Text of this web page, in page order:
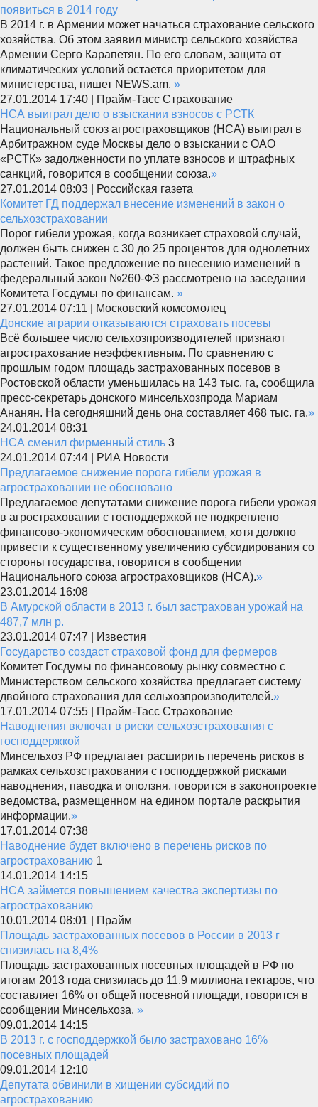
появиться в 2014 году
В 2014 г. в Армении может начаться страхование сельского
хозяйства. Об этом заявил министр сельского хозяйства
Армении Серго Карапетян. По его словам, защита от
климатических условий остается приоритетом для
министерства, пишет NEWS.am. »
27.01.2014 17:40 | Прайм-Тасс Страхование
НСА выиграл дело о взыскании взносов с РСТК
Национальный союз агростраховщиков (НСА) выиграл в
Арбитражном суде Москвы дело о взыскании с ОАО
«РСТК» задолженности по уплате взносов и штрафных
санкций, говорится в сообщении союза.»
27.01.2014 08:03 | Российская газета
Комитет ГД поддержал внесение изменений в закон о
сельхозстраховании
Порог гибели урожая, когда возникает страховой случай,
должен быть снижен с 30 до 25 процентов для однолетних
растений. Такое предложение по внесению изменений в
федеральный закон №260-ФЗ рассмотрено на заседании
Комитета Госдумы по финансам. »
27.01.2014 07:11 | Московский комсомолец
Донские аграрии отказываются страховать посевы
Всё большее число сельхозпроизводителей признают
агрострахование неэффективным. По сравнению с
прошлым годом площадь застрахованных посевов в
Ростовской области уменьшилась на 143 тыс. га, сообщила
пресс-секретарь донского минсельхозпрода Мариам
Ананян. На сегодняшний день она составляет 468 тыс. га.»
24.01.2014 08:31
НСА сменил фирменный стиль 3
24.01.2014 07:44 | РИА Новости
Предлагаемое снижение порога гибели урожая в
агростраховании не обосновано
Предлагаемое депутатами снижение порога гибели урожая
в агростраховании с господдержкой не подкреплено
финансово-экономическим обоснованием, хотя должно
привести к существенному увеличению субсидирования со
стороны государства, говорится в сообщении
Национального союза агростраховщиков (НСА).»
23.01.2014 16:08
В Амурской области в 2013 г. был застрахован урожай на
487,7 млн р.
23.01.2014 07:47 | Известия
Государство создаст страховой фонд для фермеров
Комитет Госдумы по финансовому рынку совместно с
Министерством сельского хозяйства предлагает систему
двойного страхования для сельхозпроизводителей.»
17.01.2014 07:55 | Прайм-Тасс Страхование
Наводнения включат в риски сельхозстрахования с
господдержкой
Минсельхоз РФ предлагает расширить перечень рисков в
рамках сельхозстрахования с господдержкой рисками
наводнения, паводка и оползня, говорится в законопроекте
ведомства, размещенном на едином портале раскрытия
информации.»
17.01.2014 07:38
Наводнение будет включено в перечень рисков по
агрострахованию 1
14.01.2014 14:15
НСА займется повышением качества экспертизы по
агрострахованию
10.01.2014 08:01 | Прайм
Площадь застрахованных посевов в России в 2013 г
снизилась на 8,4%
Площадь застрахованных посевных площадей в РФ по
итогам 2013 года снизилась до 11,9 миллиона гектаров, что
составляет 16% от общей посевной площади, говорится в
сообщении Минсельхоза. »
09.01.2014 14:15
В 2013 г. с господдержкой было застраховано 16%
посевных площадей
09.01.2014 12:10
Депутата обвинили в хищении субсидий по
агрострахованию